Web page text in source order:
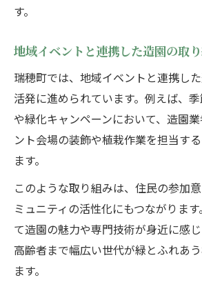
す。
地域イベントと連携した造園の取
瑞穂町では、地域イベントと連携し
活発に進められています。例えば、
や緑化キャンペーンにおいて、造園
ント会場の装飾や植栽作業を担当す
ます。
このような取り組みは、住民の参加
ミュニティの活性化にもつながりま
て造園の魅力や専門技術が身近に感
高齢者まで幅広い世代が緑とふれあ
ます。